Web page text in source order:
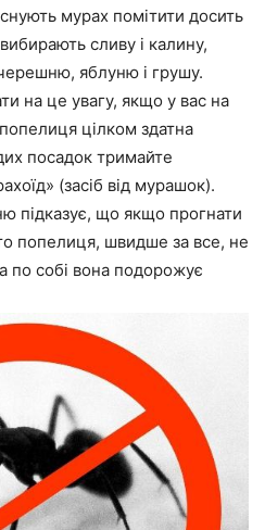
мурах помітити досить
сливу і калину,
яблуню і грушу.
на це увагу, якщо у вас на
цілком здатна
посадок тримайте
(засіб від мурашок).
підказує, що якщо прогнати
попелиця, швидше за все, не
по собі вона подорожує